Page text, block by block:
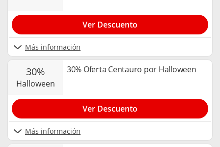
Más información
Ver Descuento
30%
halloween
30% Oferta Centauro por Halloween
Más información
Ver Descuento